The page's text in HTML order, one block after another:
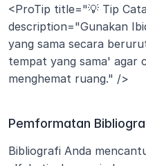
<ProTip title="💡 Tip
description="Gunakan
yang sama secara
tempat yang sama' agar
menghemat ruang." />
Pemformatan
Bibliografi Anda